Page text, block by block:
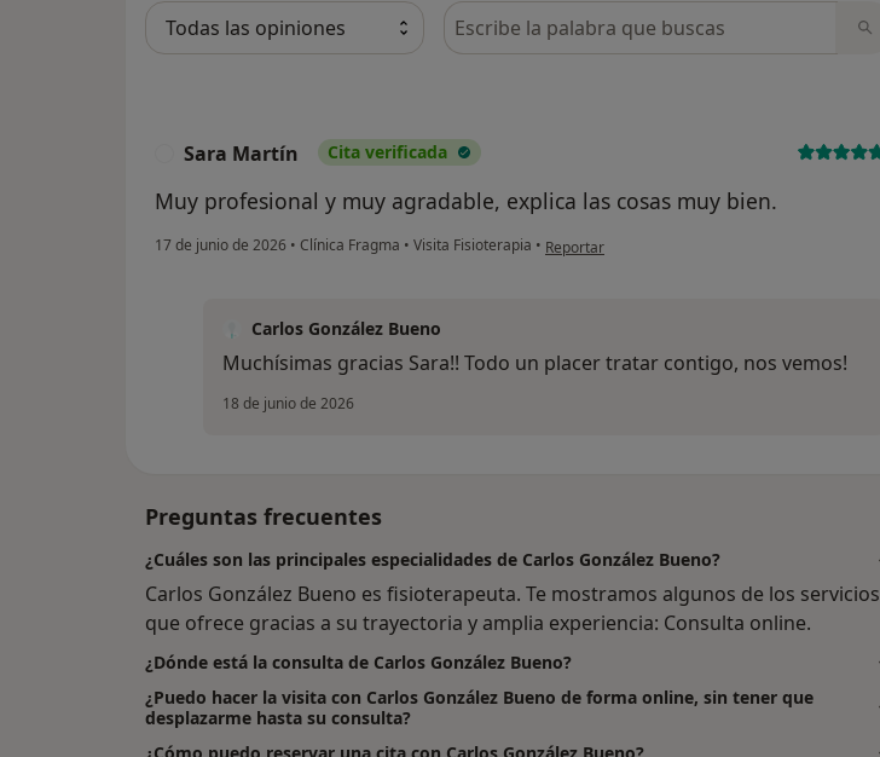
Busca en opiniones
Sara Martín Cita verificada
Muy profesional y muy agradable, explica las cosas muy bien.
17 de junio de 2026 • Clínica Fragma • Visita Fisioterapia • en opinión del usuario Sara Martín
Reportar
Carlos González Bueno
Muchísimas gracias Sara!! Todo un placer tratar contigo, nos vemos!
18 de junio de 2026
Preguntas frecuentes
¿Cuáles son las principales especialidades de Carlos González Bueno?
Carlos González Bueno es fisioterapeuta. Te mostramos algunos de los servicios
que ofrece gracias a su trayectoria y amplia experiencia: Consulta online.
¿Dónde está la consulta de Carlos González Bueno?
¿Puedo hacer la visita con Carlos González Bueno de forma online, sin tener que
desplazarme hasta su consulta?